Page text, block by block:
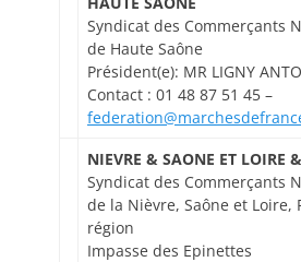
Syndicat des Commerçants
de Haute Saône
Président(e): MR LIGNY
Contact : 01 48 87 51 45 –
NIEVRE & SAONE ET LOIRE
Syndicat des Commerçants
de la Nièvre, Saône et Loire,
région
Impasse des Epinettes